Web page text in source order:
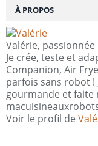
À PROPOS
Valérie,
Je crée, teste et
Companion, Air
parfois sans robot !
gourmande et faite
Voir le profil de